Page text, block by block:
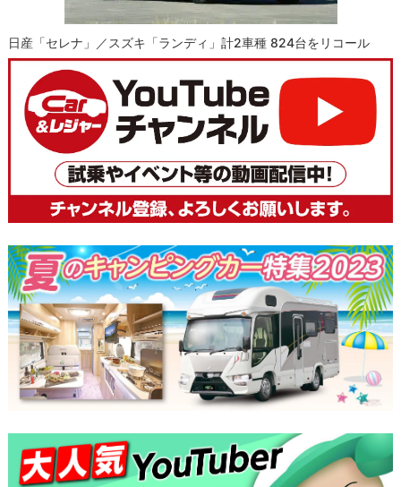
日産「セレナ」／スズキ「ランディ」計2車種 824台をリコール